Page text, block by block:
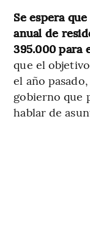
Se espera
anual de
395.000 para
que el
el año
gobierno que
hablar de